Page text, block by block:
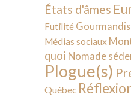
États d'âmes
Futilité
Médias sociaux
quoi Nomade
Plogue(s)
Québec